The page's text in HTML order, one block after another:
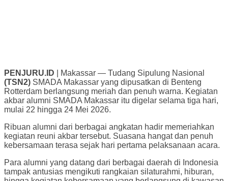
PENJURU.ID | Makassar — Tudang Sipulung Nasional
(TSN2) SMADA Makassar yang dipusatkan di Benteng
Rotterdam berlangsung meriah dan penuh warna. Kegiatan
akbar alumni SMADA Makassar itu digelar selama tiga hari,
mulai 22 hingga 24 Mei 2026.
Ribuan alumni dari berbagai angkatan hadir memeriahkan
kegiatan reuni akbar tersebut. Suasana hangat dan penuh
kebersamaan terasa sejak hari pertama pelaksanaan acara.
Para alumni yang datang dari berbagai daerah di Indonesia
tampak antusias mengikuti rangkaian silaturahmi, hiburan,